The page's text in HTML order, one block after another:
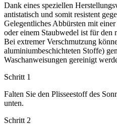
Dank eines speziellen
antistatisch und somit resistent
Gelegentliches Abbürsten mit
oder einem Staubwedel ist für den
Bei extremer Verschmutzung
aluminiumbeschichteten Stoffe)
Waschanweisungen gereinigt
Schritt 1
Falten Sie den Plisseestoff des
unten.
Schritt 2